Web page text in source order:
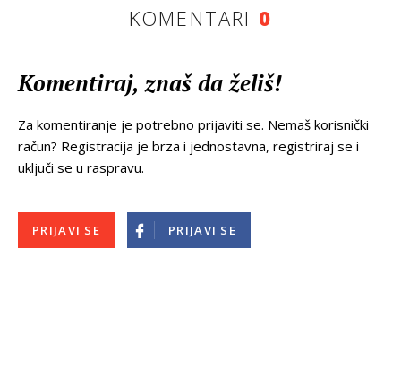
KOMENTARI 0
Komentiraj, znaš da želiš!
Za komentiranje je potrebno prijaviti se. Nemaš korisnički
račun? Registracija je brza i jednostavna, registriraj se i
uključi se u raspravu.
PRIJAVI SE PRIJAVI SE